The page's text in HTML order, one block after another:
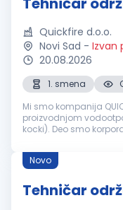
Quickfire d.o.o.
Novi Sad - Izvan
20.08.2026
1. smena
Mi smo kompanija
proizvodnjom
kocki). Deo smo
pospešivača pa...
Novo
Tehničar